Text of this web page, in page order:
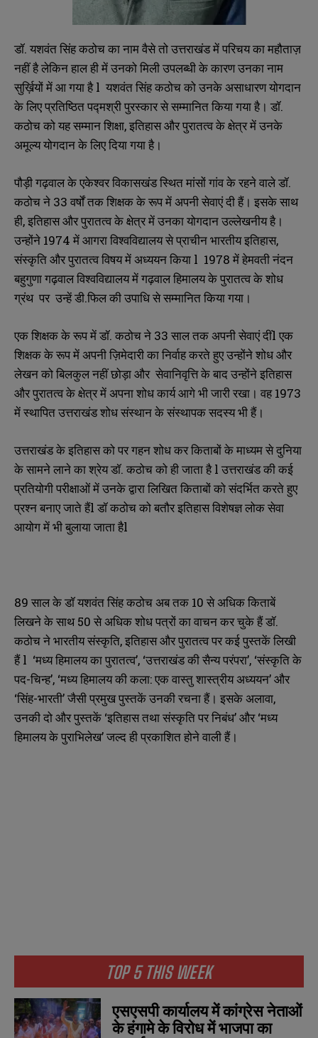
TOP 5 THIS WEEK
एसएसपी कार्यालय में कांग्रेस नेताओं
के हंगामे के विरोध में भाजपा का
डॉ. यशवंत सिंह कठोच का नाम वैसे तो उत्तराखंड में परिचय का महौताज़
नहीं है लेकिन हाल ही में उनको मिली उपलब्धी के कारण उनका नाम
सुर्ख़ियों में आ गया है l यशवंत सिंह कठोच को उनके असाधारण योगदान
के लिए प्रतिष्ठित पद्मश्री पुरस्कार से सम्मानित किया गया है। डॉ.
कठोच को यह सम्मान शिक्षा, इतिहास और पुरातत्व के क्षेत्र में उनके
अमूल्य योगदान के लिए दिया गया है।
पौड़ी गढ़वाल के एकेश्वर विकासखंड स्थित मांसों गांव के रहने वाले डॉ.
कठोच ने 33 वर्षों तक शिक्षक के रूप में अपनी सेवाएं दी हैं। इसके साथ
ही, इतिहास और पुरातत्व के क्षेत्र में उनका योगदान उल्लेखनीय है।
उन्होंने 1974 में आगरा विश्वविद्यालय से प्राचीन भारतीय इतिहास,
संस्कृति और पुरातत्व विषय में अध्ययन किया l 1978 में हेमवती नंदन
बहुगुणा गढ़वाल विश्वविद्यालय में गढ़वाल हिमालय के पुरातत्व के शोध
ग्रंथ पर उन्हें डी.फिल की उपाधि से सम्मानित किया गया।
एक शिक्षक के रूप में डॉ. कठोच ने 33 साल तक अपनी सेवाएं दींl एक
शिक्षक के रूप में अपनी ज़िमेदारी का निर्वाह करते हुए उन्होंने शोध और
लेखन को बिलकुल नहीं छोड़ा और सेवानिवृत्ति के बाद उन्होंने इतिहास
और पुरातत्व के क्षेत्र में अपना शोध कार्य आगे भी जारी रखा। वह 1973
में स्थापित उत्तराखंड शोध संस्थान के संस्थापक सदस्य भी हैं।
उत्तराखंड के इतिहास को पर गहन शोध कर किताबों के माध्यम से दुनिया
के सामने लाने का श्रेय डॉ. कठोच को ही जाता है l उत्तराखंड की कई
प्रतियोगी परीक्षाओं में उनके द्वारा लिखित किताबों को संदर्भित करते हुए
प्रश्न बनाए जाते हैंl डॉ कठोच को बतौर इतिहास विशेषज्ञ लोक सेवा
आयोग में भी बुलाया जाता हैl
89 साल के डॉ यशवंत सिंह कठोच अब तक 10 से अधिक किताबें
लिखने के साथ 50 से अधिक शोध पत्रों का वाचन कर चुके हैं डॉ.
कठोच ने भारतीय संस्कृति, इतिहास और पुरातत्व पर कई पुस्तकें लिखी
हैं l ‘मध्य हिमालय का पुरातत्व’, ‘उत्तराखंड की सैन्य परंपरा’, ‘संस्कृति के
पद-चिन्ह’, ‘मध्य हिमालय की कला: एक वास्तु शास्त्रीय अध्ययन’ और
‘सिंह-भारती’ जैसी प्रमुख पुस्तकें उनकी रचना हैं। इसके अलावा,
उनकी दो और पुस्तकें ‘इतिहास तथा संस्कृति पर निबंध’ और ‘मध्य
हिमालय के पुराभिलेख’ जल्द ही प्रकाशित होने वाली हैं।